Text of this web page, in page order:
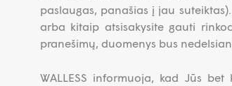
paslaugas, panašias į jau
arba kitaip atsisakysite gauti
pranešimų, duomenys bus
WALLESS informuoja, kad Jūs